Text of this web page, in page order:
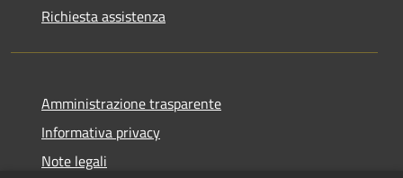
Richiesta assistenza
Amministrazione trasparente
Informativa privacy
Note legali